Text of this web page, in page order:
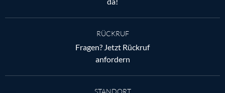
RÜCKRUF
Fragen? Jetzt Rückruf
anfordern
STANDORT